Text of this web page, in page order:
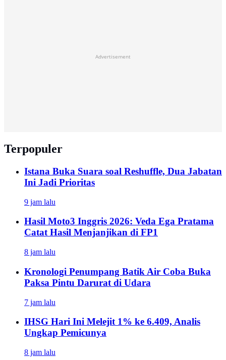
Advertisement
Terpopuler
Istana Buka Suara soal Reshuffle, Dua Jabatan
Ini Jadi Prioritas
9 jam lalu
Hasil Moto3 Inggris 2026: Veda Ega Pratama
Catat Hasil Menjanjikan di FP1
8 jam lalu
Kronologi Penumpang Batik Air Coba Buka
Paksa Pintu Darurat di Udara
7 jam lalu
IHSG Hari Ini Melejit 1% ke 6.409, Analis
Ungkap Pemicunya
8 jam lalu